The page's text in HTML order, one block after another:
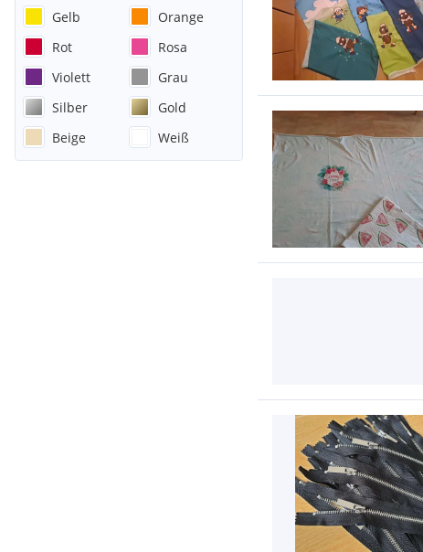
Gelb
Orange
Rot
Rosa
Violett
Grau
Silber
Gold
Beige
Weiß